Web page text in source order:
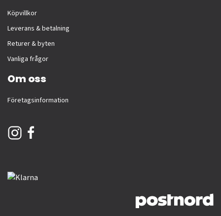
Köpvillkor
Leverans & betalning
Returer & byten
Vanliga frågor
Om oss
Företagsinformation